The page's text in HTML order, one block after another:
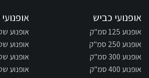
אופנועי כביש
אופנוע 125 סמ"ק
אופנוע 250 סמ"ק
אופנוע 300 סמ"ק
אופנוע 400 סמ"ק
אופנוע שטח 65
אופנוע שטח 85
אופנוע שטח 125
אופנוע שטח 250